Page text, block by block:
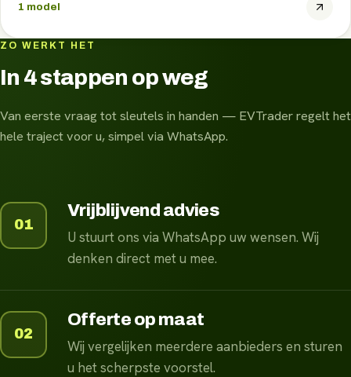
1 model
ZO WERKT HET
In 4 stappen op weg
Van eerste vraag tot sleutels in handen — EVTrader regelt het
hele traject voor u, simpel via WhatsApp.
01
Vrijblijvend advies
U stuurt ons via WhatsApp uw wensen. Wij
denken direct met u mee.
02
Offerte op maat
Wij vergelijken meerdere aanbieders en sturen
u het scherpste voorstel.